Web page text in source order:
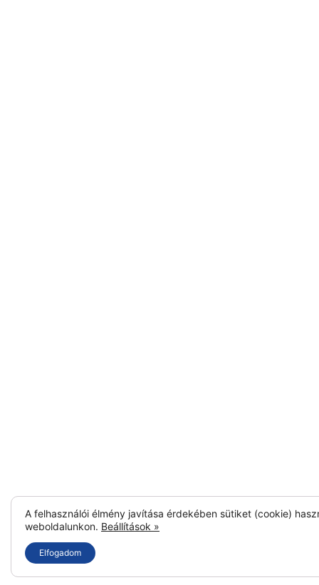
A felhasználói élmény javítása érdekében sütiket (cookie)
weboldalunkon. Beállítások »
Elfogadom